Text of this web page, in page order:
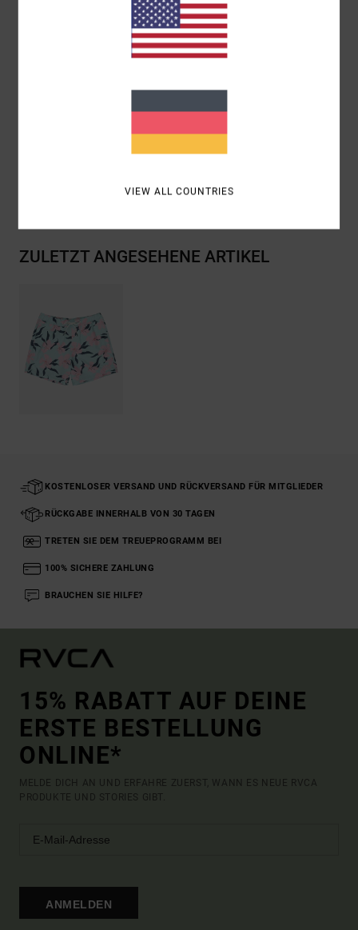
aufgesetzte Gesäßtasche
Taschen an den Seitennähten
RVCA Solo-Logo auf der Gesäßtasche
Zusammensetzung53 % recyceltes Polyester / 32 %
Versand & Rückversand
ZULETZT ANGESEHENE ARTIKEL
KOSTENLOSER VERSAND UND RÜCKVERSAND FÜR MITGLIEDER
RÜCKGABE INNERHALB VON 30 TAGEN
TRETEN SIE DEM TREUEPROGRAMM BEI
100% SICHERE ZAHLUNG
BRAUCHEN SIE HILFE?
15% RABATT AUF DEINE
ERSTE BESTELLUNG
ONLINE*
MELDE DICH AN UND ERFAHRE ZUERST, WANN ES NEUE RVCA
PRODUKTE UND STORIES GIBT.
ANMELDEN
VIEW ALL COUNTRIES